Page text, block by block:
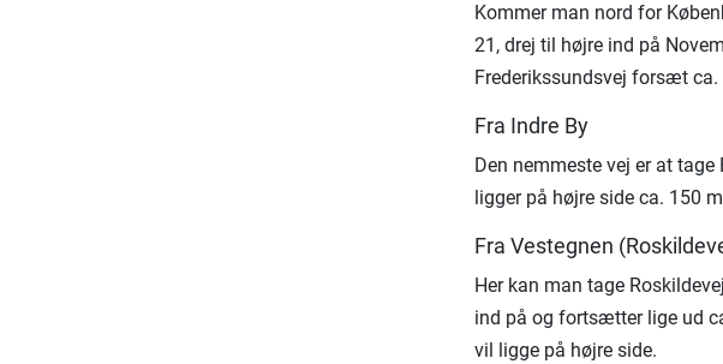
Kommer man nord for
21, drej til højre ind på
Frederikssundsvej forsæt
Fra Indre By
Den nemmeste vej er at
ligger på højre side ca. 150
Fra Vestegnen
Her kan man tage
ind på og fortsætter lige ud
vil ligge på højre side.